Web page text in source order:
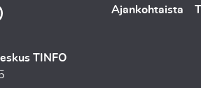
TINFO
Ajankohtaista